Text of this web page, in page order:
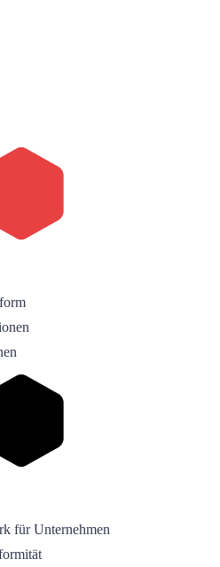
für Unternehmen